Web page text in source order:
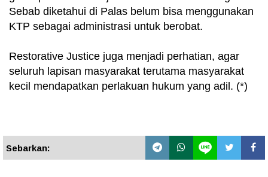
Sebab diketahui di Palas belum bisa menggunakan
KTP sebagai administrasi untuk berobat.
Restorative Justice juga menjadi perhatian, agar
seluruh lapisan masyarakat terutama masyarakat
kecil mendapatkan perlakuan hukum yang adil. (*)
Sebarkan: